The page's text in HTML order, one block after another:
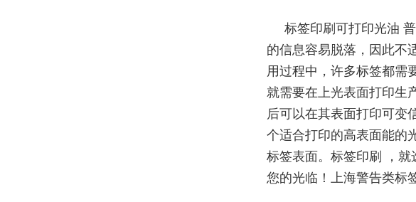
标签印刷可打印光油
的信息容易脱落，因此不
用过程中，许多标签都需
就需要在上光表面打印生
后可以在其表面打印可变
个适合打印的高表面能的
标签表面。标签印刷 ，
您的光临！上海警告类标